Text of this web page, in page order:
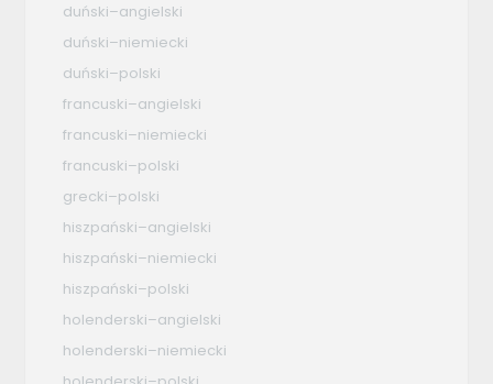
duński–angielski
duński–niemiecki
duński–polski
francuski–angielski
francuski–niemiecki
francuski–polski
grecki–polski
hiszpański–angielski
hiszpański–niemiecki
hiszpański–polski
holenderski–angielski
holenderski–niemiecki